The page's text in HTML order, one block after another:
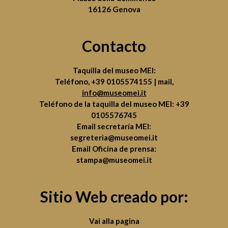
16126 Genova
Contacto
Taquilla del museo MEI:
Teléfono, +39 0105574155 | mail,
info@museomei.it
Teléfono de la taquilla del museo MEI: +39
0105576745
Email secretaría MEI:
segreteria@museomei.it
Email Oficina de prensa:
stampa@museomei.it
Sitio Web creado por:
Vai alla pagina